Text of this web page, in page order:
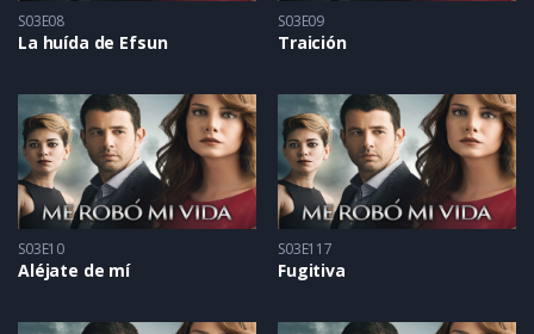
S03E08
La huída de Efsun
S03E09
Traición
S03E10
Aléjate de mí
S03E117
Fugitiva